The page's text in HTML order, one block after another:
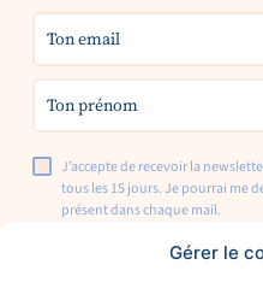
Gérer le
J’accepte de recevoir la
tous les 15 jours. Je pourrai me
présent dans chaque mail.